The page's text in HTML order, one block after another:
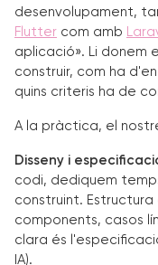
desenvolupament,
Flutter com amb
aplicació». Li donem
construir, com ha
quins criteris ha de
A la pràctica, el
Disseny i
codi, dediquem
construint.
components, casos
clara és
IA).